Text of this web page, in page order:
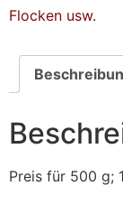
Flocken usw.
Preis für 500 g;